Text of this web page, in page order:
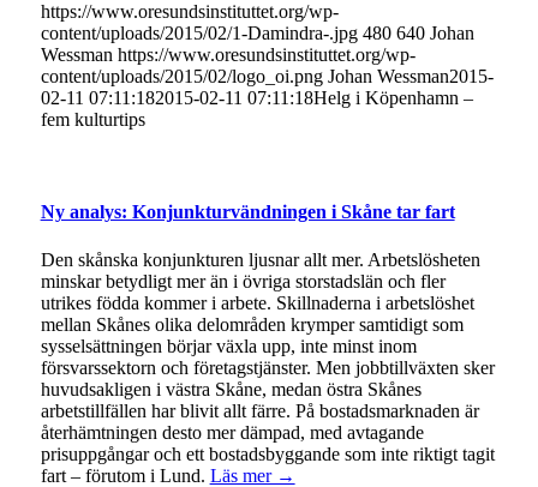
https://www.oresundsinstituttet.org/wp-
content/uploads/2015/02/1-Damindra-.jpg 480 640 Johan
Wessman https://www.oresundsinstituttet.org/wp-
content/uploads/2015/02/logo_oi.png Johan Wessman2015-
02-11 07:11:182015-02-11 07:11:18Helg i Köpenhamn –
fem kulturtips
Ny analys: Konjunkturvändningen i Skåne tar fart
Den skånska konjunkturen ljusnar allt mer. Arbetslösheten
minskar betydligt mer än i övriga storstadslän och fler
utrikes födda kommer i arbete. Skillnaderna i arbetslöshet
mellan Skånes olika delområden krymper samtidigt som
sysselsättningen börjar växla upp, inte minst inom
försvarssektorn och företagstjänster. Men jobbtillväxten sker
huvudsakligen i västra Skåne, medan östra Skånes
arbetstillfällen har blivit allt färre. På bostadsmarknaden är
återhämtningen desto mer dämpad, med avtagande
prisuppgångar och ett bostadsbyggande som inte riktigt tagit
fart – förutom i Lund. Läs mer →